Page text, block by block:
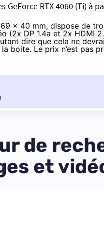
GeForce RTX 4060 (Ti)
x 40 mm, dispose de
(2x DP 1.4a et 2x HDMI
dire que cela ne
boite. Le prix n’est pas
de
et